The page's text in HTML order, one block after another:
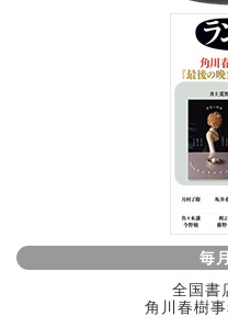
毎
全国書
角川春樹